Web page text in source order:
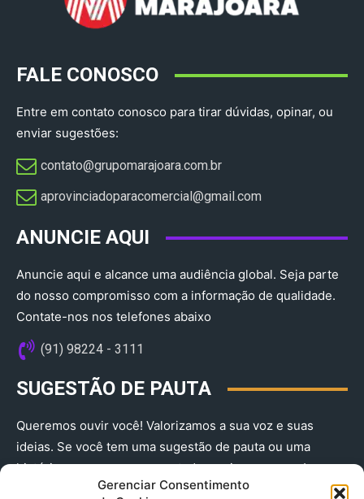
Gerenciar Consentimento
FALE CONOSCO
Entre em contato conosco para tirar dúvidas, opinar, ou
enviar sugestões:
contato@grupomarajoara.com.br
aprovinciadoparacomercial@gmail.com​
ANUNCIE AQUI
Anuncie aqui e alcance uma audiência global. Seja parte
do nosso compromisso com a informação de qualidade.
Contate-nos nos telefones abaixo
(91) 98224 - 3111
SUGESTÃO DE PAUTA
Queremos ouvir você! Valorizamos a sua voz e suas
ideias. Se você tem uma sugestão de pauta ou uma
história que merece ser contada, envie-nos agora!